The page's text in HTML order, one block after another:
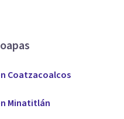
Coatzacoalcos
Minatitlán